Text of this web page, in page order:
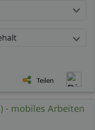
Teilen
- mobiles Arbeiten